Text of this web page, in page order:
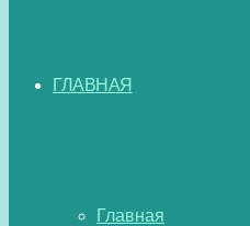
ГЛАВНАЯ
Главная